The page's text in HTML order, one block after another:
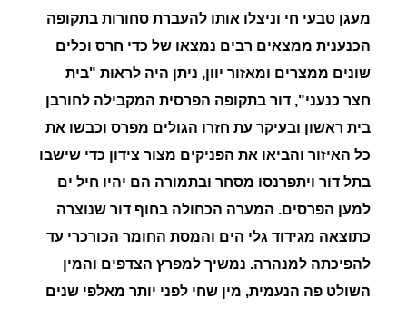
מעגן טבעי חי וניצלו אותו להעברת סחורות בתקופה
הכנענית ממצאים רבים נמצאו של כדי חרס וכלים
שונים ממצרים ומאזור יוון, ניתן היה לראות "בית
חצר כנעני", דור בתקופה הפרסית המקבילה לחורבן
בית ראשון ובעיקר עת חזרו הגולים מפרס וכבשו את
כל האיזור והביאו את הפניקים מצור צידון כדי שישבו
בתל דור ויתפרנסו מסחר ובתמורה הם יהיו חיל ים
למען הפרסים. המערה הכחולה בחוף דור שנוצרה
כתוצאה מגידוד גלי הים והמסת החומר הכורכרי עד
להפיכתה למנהרה. נמשיך למפרץ הצדפים והמין
השולט פה הנעמית, מין שחי לפני יותר מאלפי שנים